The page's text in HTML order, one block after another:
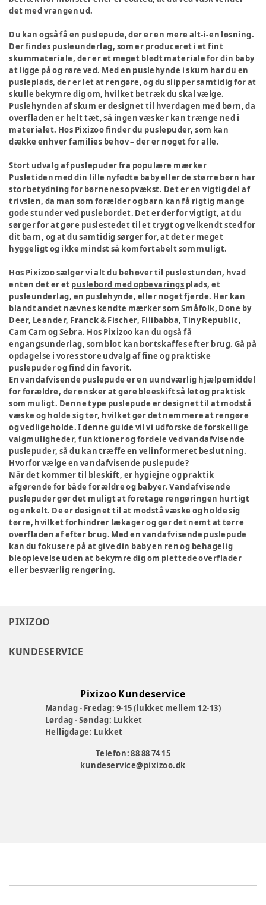
det med vrangen ud.
Du kan også få en puslepude, der er en mere alt-i-en løsning.
Der findes pusleunderlag, som er produceret i et fint
skummateriale, der er et meget blødt materiale for din baby
at ligge på og røre ved. Med en puslehynde i skum har du en
pusleplads, der er let at rengøre, og du slipper samtidig for at
skulle bekymre dig om, hvilket betræk du skal vælge.
Puslehynden af skum er designet til hverdagen med børn, da
overfladen er helt tæt, så ingen væsker kan trænge ned i
materialet. Hos Pixizoo finder du puslepuder, som kan
dække enhver families behov – der er noget for alle.
Stort udvalg af puslepuder fra populære mærker
Pusletiden med din lille nyfødte baby eller de større børn har
stor betydning for børnenes opvækst. Det er en vigtig del af
trivslen, da man som forælder og barn kan få rigtig mange
gode stunder ved puslebordet. Det er derfor vigtigt, at du
sørger for at gøre puslestedet til et trygt og velkendt sted for
dit barn, og at du samtidig sørger for, at det er meget
hyggeligt og ikke mindst så komfortabelt som muligt.
Hos Pixizoo sælger vi alt du behøver til puslestunden, hvad
enten det er et puslebord med opbevarings plads, et
pusleunderlag, en puslehynde, eller noget fjerde. Her kan
blandt andet nævnes kendte mærker som Småfolk, Done by
Deer, Leander, Franck & Fischer, Filibabba, Tiny Republic,
Cam Cam ogSebra. Hos Pixizoo kan du også få
engangsunderlag, som blot kan bortskaffes efter brug. Gå på
opdagelse i vores store udvalg af fine og praktiske
puslepuder og find din favorit.
En vandafvisende puslepude er en uundværlig hjælpemiddel
for forældre, der ønsker at gøre bleeskift så let og praktisk
som muligt. Denne type puslepude er designet til at modstå
væske og holde sig tør, hvilket gør det nemmere at rengøre
og vedligeholde. I denne guide vil vi udforske de forskellige
valgmuligheder, funktioner og fordele ved vandafvisende
puslepuder, så du kan træffe en velinformeret beslutning.
Hvorfor vælge en vandafvisende puslepude?
Når det kommer til bleskift, er hygiejne og praktik
afgørende for både forældre og babyer. Vandafvisende
puslepuder gør det muligt at foretage rengøringen hurtigt
og enkelt. De er designet til at modstå væske og holde sig
tørre, hvilket forhindrer lækager og gør det nemt at tørre
overfladen af efter brug. Med en vandafvisende puslepude
kan du fokusere på at give din baby en ren og behagelig
bleoplevelse uden at bekymre dig om plettede overflader
eller besværlig rengøring.
PIXIZOO
KUNDESERVICE
Pixizoo Kundeservice
Mandag - Fredag: 9-15 (lukket mellem 12-13)
Lørdag - Søndag: Lukket
Helligdage: Lukket
Telefon: 88 88 74 15
kundeservice@pixizoo.dk